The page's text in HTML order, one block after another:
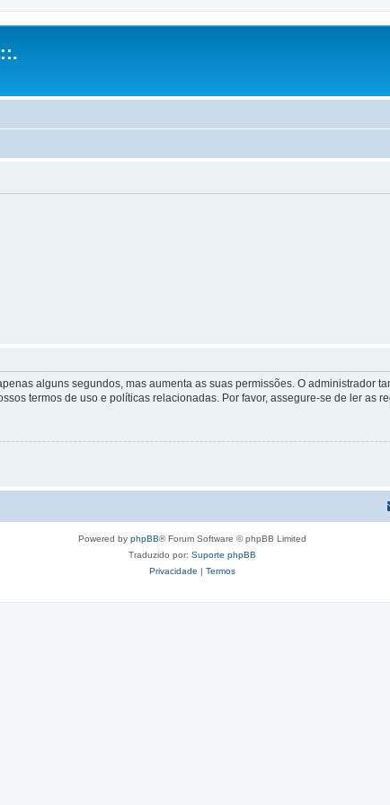
alguns segundos, mas aumenta as suas permissões. O administrador
termos de uso e políticas relacionadas. Por favor, assegure-se de ler as
Powered by phpBB® Forum Software © phpBB Limited
Traduzido por: Suporte phpBB
Privacidade | Termos